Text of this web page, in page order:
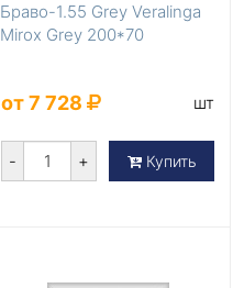
Браво-1.55 Grey Veralinga
Mirox Grey 200*70
от 7 728 шт
- + Купить